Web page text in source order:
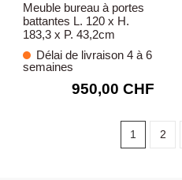
Meuble bureau à portes
battantes L. 120 x H.
183,3 x P. 43,2cm
Délai de livraison 4 à 6
semaines
950,00 CHF
1 2